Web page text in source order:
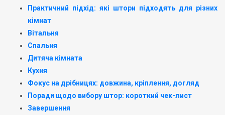
Практичний підхід: які штори підходять для різних
кімнат
Вітальня
Спальня
Дитяча кімната
Кухня
Фокус на дрібницях: довжина, кріплення, догляд
Поради щодо вибору штор: короткий чек-лист
Завершення